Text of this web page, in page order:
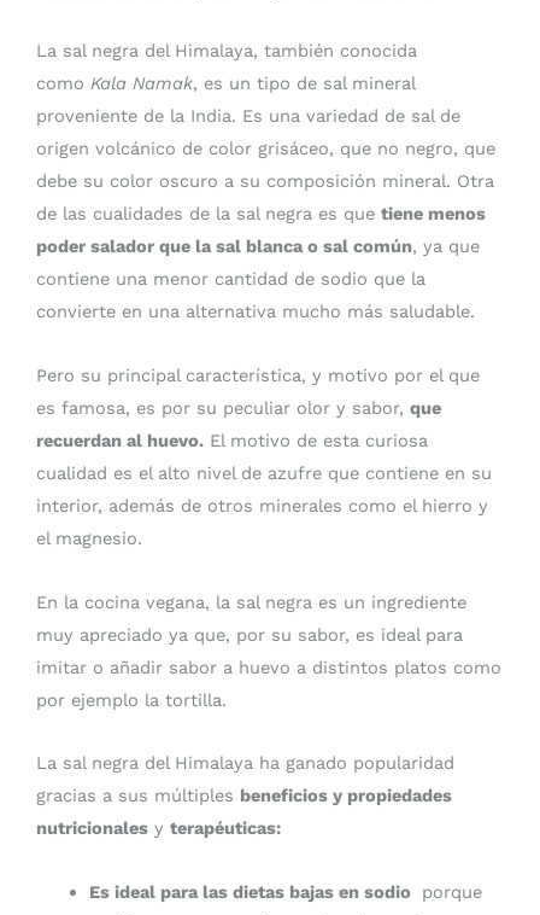
La sal negra del Himalaya, también conocida
como Kala Namak, es un tipo de sal mineral
proveniente de la India. Es una variedad de sal de
origen volcánico de color grisáceo, que no negro, que
debe su color oscuro a su composición mineral. Otra
de las cualidades de la sal negra es que tiene menos
poder salador que la sal blanca o sal común, ya que
contiene una menor cantidad de sodio que la
convierte en una alternativa mucho más saludable.
Pero su principal característica, y motivo por el que
es famosa, es por su peculiar olor y sabor, que
recuerdan al huevo. El motivo de esta curiosa
cualidad es el alto nivel de azufre que contiene en su
interior, además de otros minerales como el hierro y
el magnesio.
En la cocina vegana, la sal negra es un ingrediente
muy apreciado ya que, por su sabor, es ideal para
imitar o añadir sabor a huevo a distintos platos como
por ejemplo la tortilla.
La sal negra del Himalaya ha ganado popularidad
gracias a sus múltiples beneficios y propiedades
nutricionales y terapéuticas:
Es ideal para las dietas bajas en sodio porque